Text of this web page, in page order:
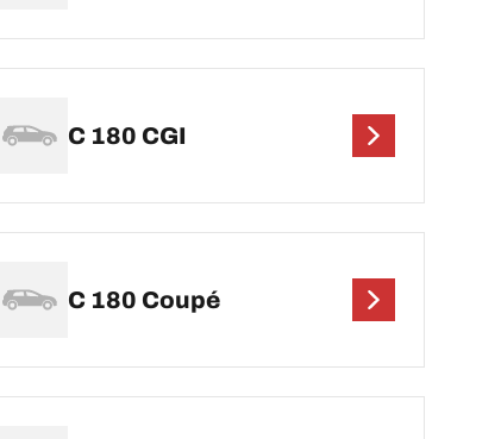
C 180 CGI
C 180 Coupé